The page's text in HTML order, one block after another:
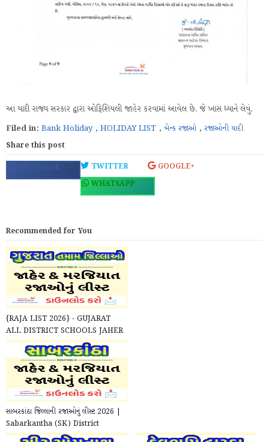
આ યાદી રાજ્ય સરકાર દ્વારા ઓફિશિયલી જાહેર કરવામાં આવેલ છે. જે ખાસ ધ્યાને લેવું.
Filed in: Bank Holiday, HOLIDAY LIST , બેન્ક રજાઓ, રજાઓની યાદી
Share this post
FACEBOOK TWITTER
GOOGLE+
WHATSAPP
Recommended for You
{RAJA LIST 2026} - GUJARAT
ALL DISTRICT SCHOOLS JAHER
/ MARJIYAT RAJA LIST 2026 ...
સાબરકાંઠા જિલ્લાની રજાઓનું લીસ્ટ 2026 |
Sabarkantha (SK) District
Holiday List p...